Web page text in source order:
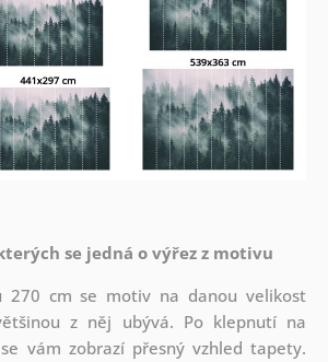
se jedná o výřez z motivu
270 cm se motiv na danou velikost
z něj ubývá. Po klepnutí na
vám zobrazí přesný vzhled tapety.